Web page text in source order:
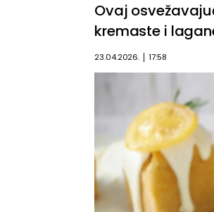
Ovaj
kremaste i
23.04.2026. 17:58